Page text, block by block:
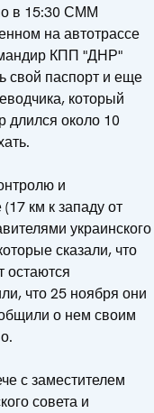
в 15:30 СММ
на автотрассе
КПП "ДНР"
свой паспорт и еще
который
около 10
и
км к западу от
украинского
сказали, что
остаются
что 25 ноября они
о нем своим
с заместителем
совета и